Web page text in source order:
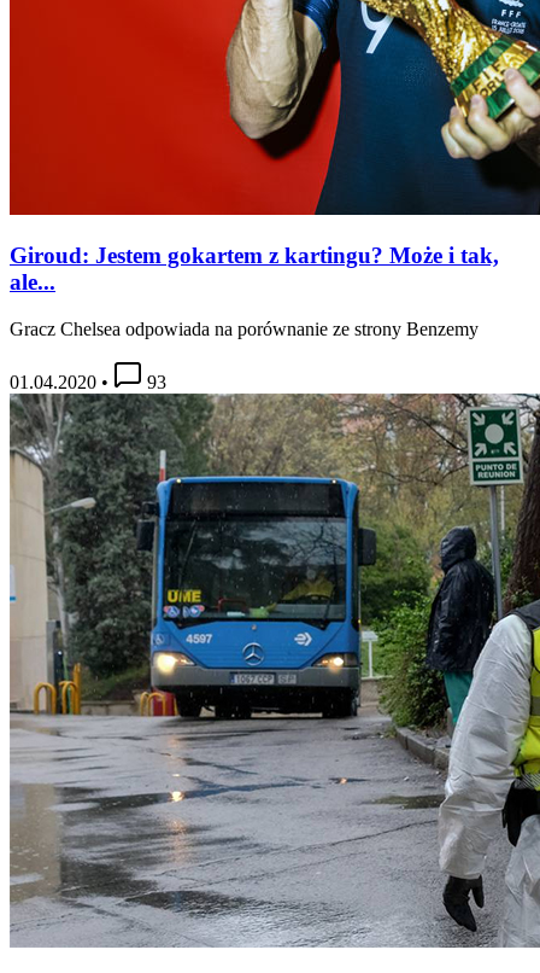
Giroud: Jestem gokartem z kartingu? Może i tak,
ale...
Gracz Chelsea odpowiada na porównanie ze strony Benzemy
01.04.2020 • 93